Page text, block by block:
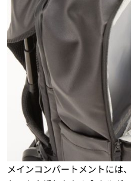
メインコンパートメントには